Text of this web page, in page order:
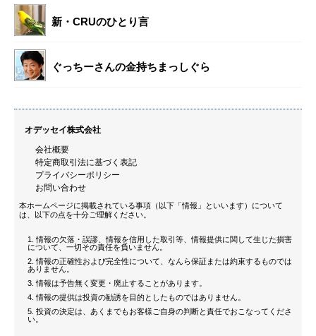
新・CRUのひとり言
ぐっちーさんの金持ちまっしぐら
オデッセイ株式会社
会社概要
特定商取引法に基づく表記
プライバシーポリシー
お問い合わせ
本ホームページに掲載されている事項（以下「情報」といいます）について
は、以下の点を十分ご理解ください。
情報の欠落・誤謬、情報を信用した取引等、情報提供に関して生じた損害
について、一切その責任を負いません。
情報の正確性および完全性について、なんら保証または約束するものでは
ありません。
情報は予告無く変更・廃止することがあります。
情報の提供は投資の勧誘を目的としたものではありません。
投資の決定は、あくまでもお客様ご自身の判断と責任でおこなってくださ
い。